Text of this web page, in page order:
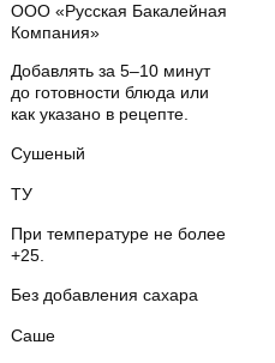
ООО «Русская Бакалейная
Компания»
Добавлять за 5–10 минут
до готовности блюда или
как указано в рецепте.
Сушеный
ТУ
При температуре не более
+25.
Без добавления сахара
Саше